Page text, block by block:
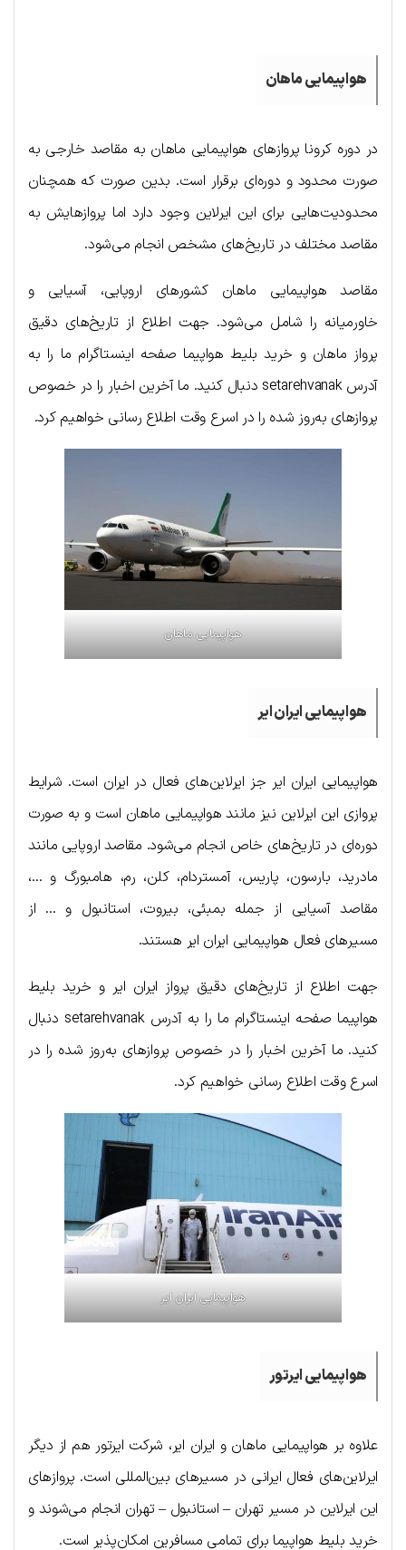
هواپیمایی ماهان
در دوره کرونا پروازهای هواپیمایی ماهان به مقاصد خارجی به
صورت محدود و دوره‌ای برقرار است. بدین صورت که همچنان
محدودیت‌هایی برای این ایرلاین وجود دارد اما پروازهایش به
مقاصد مختلف در تاریخ‌های مشخص انجام می‌شود.
مقاصد هواپیمایی ماهان کشورهای اروپایی، آسیایی و
خاورمیانه را شامل می‌شود. جهت اطلاع از تاریخ‌های دقیق
پرواز ماهان و خرید بلیط هواپیما صفحه اینستاگرام ما را به
آدرس setarehvanak دنبال کنید. ما آخرین اخبار را در خصوص
پروازهای به‌روز شده را در اسرع وقت اطلاع رسانی خواهیم کرد.
هواپیمایی ماهان
هواپیمایی ایران ایر
هواپیمایی ایران ایر جز ایرلاین‌های فعال در ایران است. شرایط
پروازی این ایرلاین نیز مانند هواپیمایی ماهان است و به صورت
دوره‌ای در تاریخ‌های خاص انجام می‌شود. مقاصد اروپایی مانند
مادرید، بارسون، پاریس، آمستردام، کلن، رم، هامبورگ و …،
مقاصد آسیایی از جمله بمبئی، بیروت، استانبول و … از
مسیرهای فعال هواپیمایی ایران ایر هستند.
جهت اطلاع از تاریخ‌های دقیق پرواز ایران ایر و خرید بلیط
هواپیما صفحه اینستاگرام ما را به آدرس setarehvanak دنبال
کنید. ما آخرین اخبار را در خصوص پروازهای به‌روز شده را در
اسرع وقت اطلاع رسانی خواهیم کرد.
هواپیمایی ایران ایر
هواپیمایی ایرتور
علاوه بر هواپیمایی ماهان و ایران ایر، شرکت ایرتور هم از دیگر
ایرلاین‌های فعال ایرانی در مسیرهای بین‌المللی است. پروازهای
این ایرلاین در مسیر تهران – استانبول – تهران انجام می‌شوند و
خرید بلیط هواپیما برای تمامی مسافرین امکان‌پذیر است.